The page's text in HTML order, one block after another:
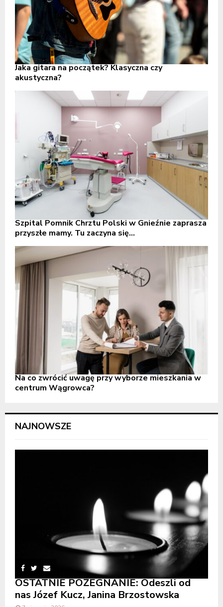
Jaka gitara na początek? Klasyczna czy
akustyczna?
Szpital Pomnik Chrztu Polski w Gnieźnie zaprasza
przyszłe mamy. Tu zaczyna się...
Na co zwrócić uwagę przy wyborze mieszkania w
centrum Wągrowca?
NAJNOWSZE
OSTATNIE POŻEGNANIE: Odeszli od
nas Józef Kucz, Janina Brzostowska